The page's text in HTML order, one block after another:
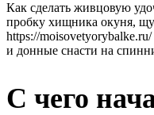
Как сделать живцовую
пробку хищника окуня,
https://
и донные снасти на
С чего